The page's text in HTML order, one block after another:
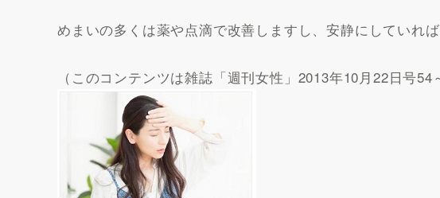
めまいの多くは薬や点滴で改善しますし、安静にしていれ
（このコンテンツは雑誌「週刊女性」2013年10月22日号54